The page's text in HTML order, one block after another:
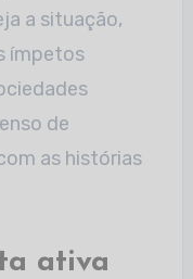
a situação,
ímpetos
de
as histórias
ativa